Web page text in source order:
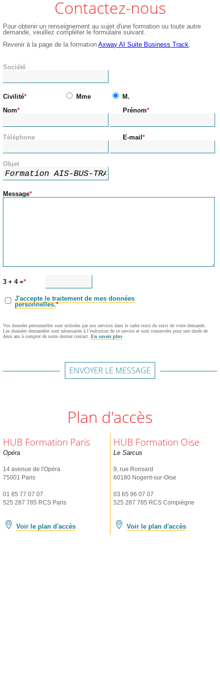
Contactez-nous
Pour obtenir un renseignement au sujet d'une formation ou toute autre
demande, veuillez compléter le formulaire suivant.
Revenir à la page de la formationAxway AI Suite Business Track
Société
Civilité Mme
M.
Nom
Prénom
Téléphone E-mail
Objet
Message
3 + 4 =
J'accepte le traitement de mes données
personnelles.
Vos données personnelles sont utilisées par nos services dans le cadre strict du suivi de votre demande.
Les données demandées sont nécessaires à l’exécution de ce service et sont conservées pour une durée de
deux ans à compter de notre dernier contact.En savoir plus
ENVOYER LE MESSAGE
Plan d'accès
HUB Formation Paris
Opéra
14 avenue de l'Opéra
75001 Paris
01 85 77 07 07
525 287 785 RCS Paris
Voir le plan d'accès
HUB Formation Oise
Le Sarcus
9, rue Ronsard
60180 Nogent-sur-Oise
03 65 96 07 07
525 287 785 RCS Compiègne
Voir le plan d'accès